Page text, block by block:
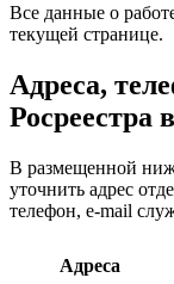
Все данные о
текущей странице.
Адреса,
Росреестра
В размещенной
уточнить адрес
телефон, e-mail
Адреса